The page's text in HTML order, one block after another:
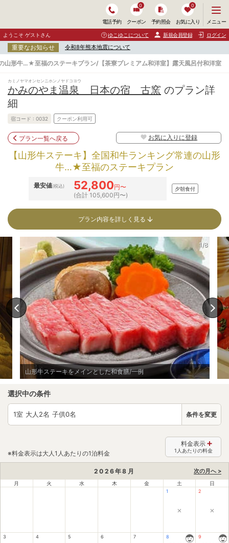
電話予約 クーポン
0
予約照会 お気に入り
0
ニ
ュ
ー
開
く
メニュー
ようこそ ゲストさん ゆこゆこについて 新規会員登録 ログイン
重要なお知らせ 令和8年熊本地震について
山形牛…★至福のステーキプラン/【茶寮プレミアム和洋室】露天風呂付和洋室
カミノヤマオンセンニホンノヤドコヨウ
かみのやま温泉 日本の宿 古窯 のプラン詳
細
宿コード : 0032 クーポン利用可
プラン一覧へ戻る お気に入りに登録
【山形牛ステーキ】全国和牛ランキング常連の山形
牛…★至福のステーキプラン
最安値(税込) 52,800円〜
(合計 105,600円〜)
夕朝食付
プラン内容を詳しく見る
山形牛ステーキをメインとした和食膳/一例
1/8
選択中の条件
1室 大人2名 子供0名 条件を変更
※料金表示は大人1人あたりの1泊料金
料金表示
1人あたりの料金
次の月へ >
2026年8 月
月 火 水 木 金 土 日
1
×
2
×
3 4 5 6 7 8 9